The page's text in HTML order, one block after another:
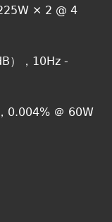
× 2 @ 4
），10Hz -
0.004% ＠ 60W